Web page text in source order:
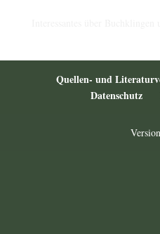
Quellen- und
Datenschutz